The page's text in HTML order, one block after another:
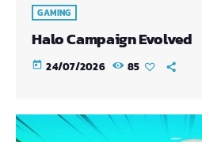
GAMING
Halo Campaign Evolved
today 24/07/2026 85